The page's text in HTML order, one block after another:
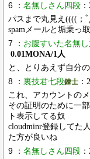
6 ： 名無しさん四段
パスまで丸見え((((；
spamメールと垢乗っ
7 ： お腹すいた名無
0.01MONA/1人
と、とりあえず自分
8 ： 裏技君七段錬士
これ、アカウントの
その証明のために一
ト表示してる奴
cloudminr登録してた
た方が良いね
9 ： 名無しさん四段